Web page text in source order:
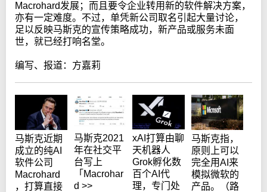
Macrohard发展；而且要令企业转用新的软件解决方案，
亦有一定难度。不过，单凭新公司取名引起大量讨论，
足以反映马斯克的宣传策略成功，新产品或服务未面
世，就已经打响名堂。
编写、报道：方嘉莉
马斯克近期
成立的纯AI
软件公司
Macrohard
，打算直接
马斯克2021
年在社交平
台写上
「Macrohar
d >>
xAI打算由聊
天机器人
Grok孵化数
百个AI代
理，专门处
马斯克指，
原则上可以
完全用AI来
模拟微软的
产品。（路